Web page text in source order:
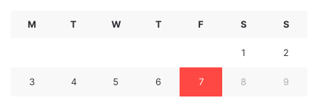
M T W T F S S
1 2
3 4 5 6 7 8 9